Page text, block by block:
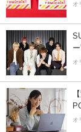
オ
ー
オ
オ